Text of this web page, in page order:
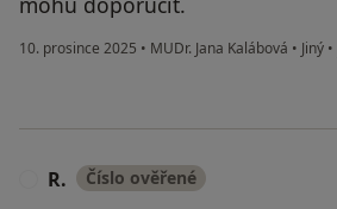
10. prosince 2025 • MUDr. Jana Kalábová • Jiný •
R. Číslo ověřené